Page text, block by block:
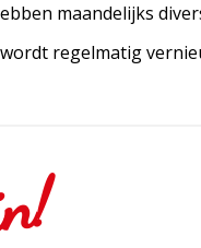
maandelijks
regelmatig